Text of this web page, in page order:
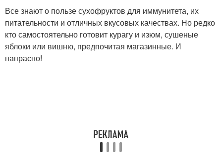
Все знают о пользе сухофруктов для иммунитета, их
питательности и отличных вкусовых качествах. Но редко
кто самостоятельно готовит курагу и изюм, сушеные
яблоки или вишню, предпочитая магазинные. И
напрасно!